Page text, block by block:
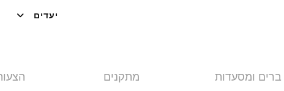
יעדים
ברים ומסעדות מתקנים